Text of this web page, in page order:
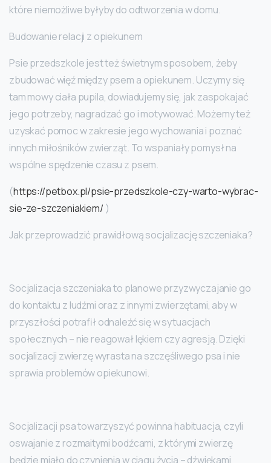
które niemożliwe byłyby do odtworzenia w domu.
Budowanie relacji z opiekunem
Psie przedszkole jest też świetnym sposobem, żeby
zbudować więź między psem a opiekunem. Uczymy się
tam mowy ciała pupila, dowiadujemy się, jak zaspokajać
jego potrzeby, nagradzać go i motywować. Możemy też
uzyskać pomoc w zakresie jego wychowania i poznać
innych miłośników zwierząt. To wspaniały pomysł na
wspólne spędzenie czasu z psem.
(https://petbox.pl/psie-przedszkole-czy-warto-wybrac-
sie-ze-szczeniakiem/ )
Jak przeprowadzić prawidłową socjalizację szczeniaka?
Socjalizacja szczeniaka to planowe przyzwyczajanie go
do kontaktu z ludźmi oraz z innymi zwierzętami, aby w
przyszłości potrafił odnaleźć się w sytuacjach
społecznych – nie reagował lękiem czy agresją. Dzięki
socjalizacji zwierzę wyrasta na szczęśliwego psa i nie
sprawia problemów opiekunowi.
Socjalizacji psa towarzyszyć powinna habituacja, czyli
oswajanie z rozmaitymi bodźcami, z którymi zwierzę
będzie miało do czynienia w ciągu życia – dźwiękami,